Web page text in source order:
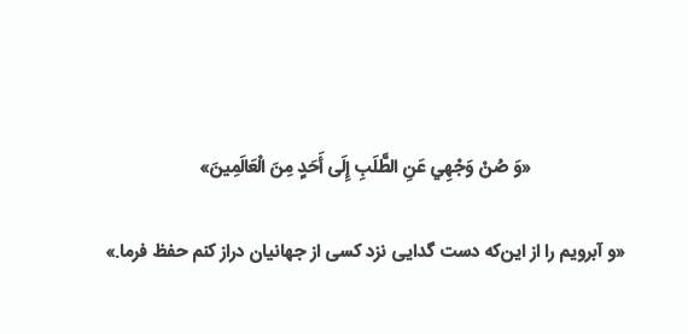
«وَ صُنْ وَجْهِي عَنِ الطَّلَبِ إِلَى أَحَدٍ مِنَ الْعَالَمِينَ‏»
«و آبرویم را از این‌که دست گدایی نزد کسی از جهانیان دراز کنم حفظ فرما.»